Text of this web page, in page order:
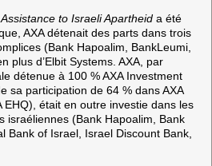
Assistance to Israeli Apartheid a été
AXA détenait des parts dans trois
(Bank Hapoalim, BankLeumi,
plus d’Elbit Systems. AXA, par
détenue à 100 % AXA Investment
sa participation de 64 % dans AXA
EHQ), était en outre investie dans les
israéliennes (Bank Hapoalim, Bank
Bank of Israel, Israel Discount Bank,